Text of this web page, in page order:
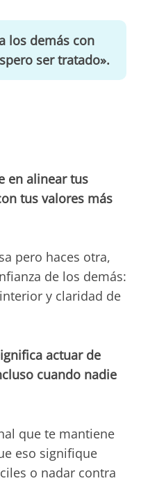
los demás con
ser tratado».
en alinear tus
tus valores más
pero haces otra,
de los demás:
y claridad de
actuar de
cuando nadie
que te mantiene
eso signifique
o nadar contra